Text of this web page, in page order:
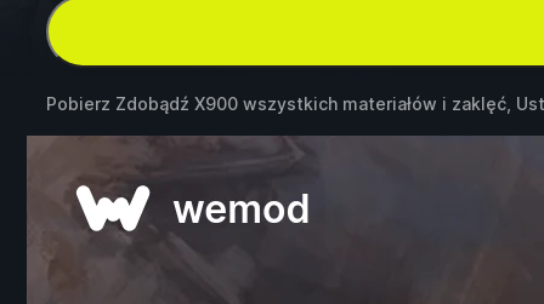
Pobierz Zdobądź X900 wszystkich materiałów i zaklęć,